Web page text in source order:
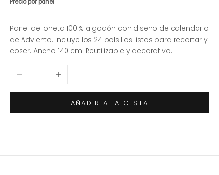
Precio por panel
Panel de loneta 100 % algodón con diseño de calendario
de Adviento. Incluye los 24 bolsillos listos para recortar y
coser. Ancho 140 cm. Reutilizable y decorativo.
Reducir cantidadAumentar cantidad
AÑADIR A LA CESTA